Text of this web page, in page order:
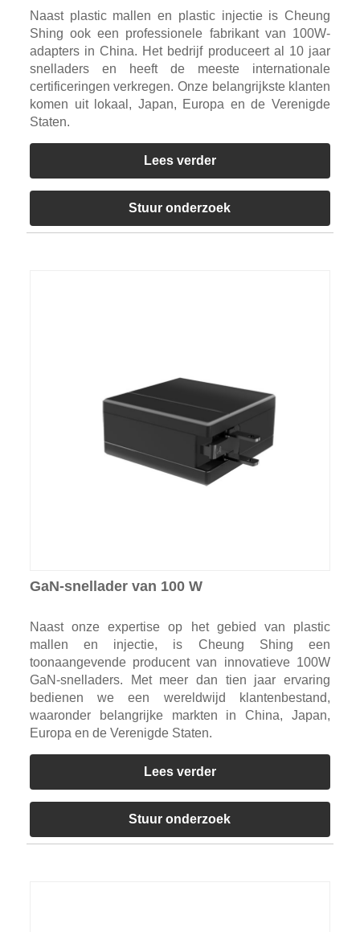
Naast plastic mallen en plastic injectie is Cheung
Shing ook een professionele fabrikant van 100W-
adapters in China. Het bedrijf produceert al 10 jaar
snelladers en heeft de meeste internationale
certificeringen verkregen. Onze belangrijkste klanten
komen uit lokaal, Japan, Europa en de Verenigde
Staten.
Lees verder
Stuur onderzoek
GaN-snellader van 100 W
Naast onze expertise op het gebied van plastic
mallen en injectie, is Cheung Shing een
toonaangevende producent van innovatieve 100W
GaN-snelladers. Met meer dan tien jaar ervaring
bedienen we een wereldwijd klantenbestand,
waaronder belangrijke markten in China, Japan,
Europa en de Verenigde Staten.
Lees verder
Stuur onderzoek